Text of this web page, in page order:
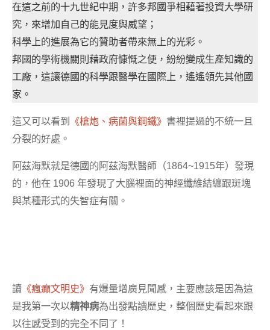
在這之前的十九世紀中期，許多邦國爭相藉著投資大學研
究，來增加自己的能見度與威望；
科學上的進展為它的贊助者帶來無上的光彩。
邦國的學術機關則藉政府慷慨之便，紛紛變成生產知識的
工廠，這讓德國的科學跟醫學在國際上，遙遙領先其他國
家。
這又可以看到 《槍炮、病菌與鋼鐵》 書裡提過的不統一且
分裂的好處。
阿茲海默就是德國的阿茲海默醫師（1864~1915年）發現
的，他在 1906 年發現了大腦裡面的神經纖維結纏跟斑塊
與某種形式的失智症有關。
讀 《瘋癲文明史》 有爆量增廣見聞感，主要應該是因為這
是我第一次以精神病為出發點讀歷史，整個歷史看起來跟
以往感受到的完全不同了！